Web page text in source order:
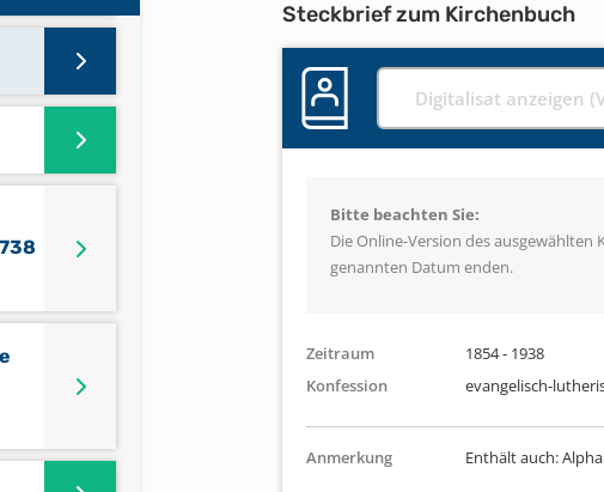
Steckbrief zum Kirchenbuch
Digitalisat anzeigen
Bitte beachten Sie:
Die Online-Version des
genannten Datum enden.
Zeitraum
1854 - 1938
Konfession
evangelisch-
Anmerkung Enthält auch: